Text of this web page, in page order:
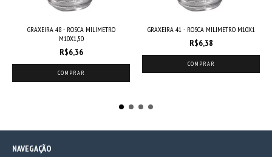
GRAXEIRA 48 - ROSCA MILIMETRO
M10X1,50
R$6,36
GRAXEIRA 41 - ROSCA MILIMETRO M10X1
R$6,38
NAVEGAÇÃO